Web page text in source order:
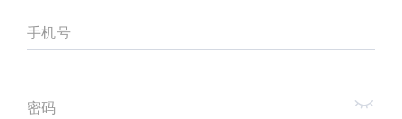
手机号
密码